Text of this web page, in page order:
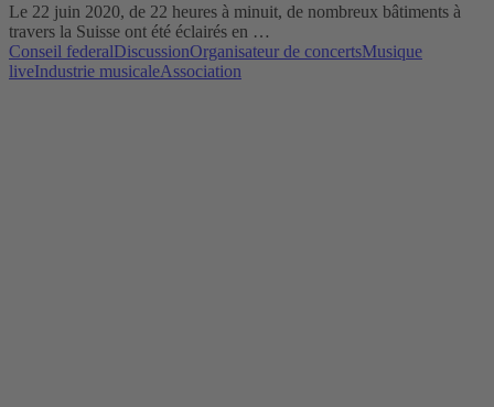
Le 22 juin 2020, de 22 heures à minuit, de nombreux bâtiments à
travers la Suisse ont été éclairés en …
Conseil federalDiscussionOrganisateur de concertsMusique
liveIndustrie musicaleAssociation